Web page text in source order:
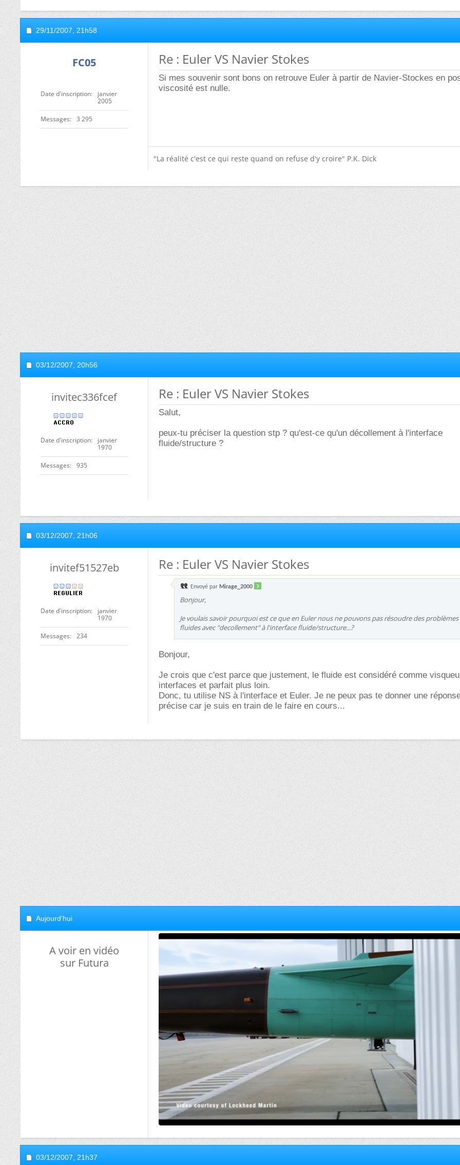
29/11/2007, 21h58
FC05
Date d'inscription
janvier
2005
Messages 3 295
Re : Euler VS Navier Stokes
Si mes souvenir sont bons on retrouve Euler à partir de Navier-Stockes en
viscosité est nulle.
"La réalité c'est ce qui reste quand on refuse d'y croire" P.K. Dick
03/12/2007, 20h56
invitec336fcef
Date d'inscription
janvier
1970
Messages 935
Re : Euler VS Navier Stokes
Salut,
peux-tu préciser la question stp ? qu'est-ce qu'un décollement à l'interface
fluide/structure ?
03/12/2007, 21h06
invitef51527eb
Date d'inscription
janvier
1970
Messages 234
Re : Euler VS Navier Stokes
Envoyé par Mirage_2000
Bonjour,
Je voulais savoir pourquoi est ce que en Euler nous ne pouvons pas résoudre des problèmes
fluides avec "decollement" à l'interface fluide/structure...?
Bonjour,
Je crois que c'est parce que justement, le fluide est considéré comme
interfaces et parfait plus loin.
Donc, tu utilise NS à l'interface et Euler. Je ne peux pas te donner une
précise car je suis en train de le faire en cours...
Aujourd'hui
A voir en vidéo
sur Futura
03/12/2007, 21h37